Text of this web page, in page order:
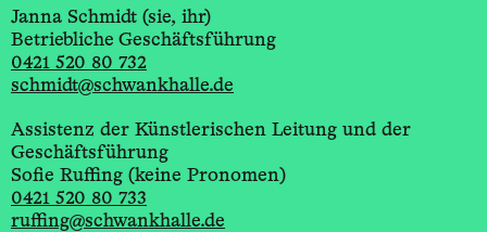
Janna Schmidt (sie, ihr)
Betriebliche Geschäftsführung
0421 520 80 732
schmidt@schwankhalle.de
Assistenz der Künstlerischen Leitung und der
Geschäftsführung
Sofie Ruffing (keine Pronomen)
0421 520 80 733
ruffing@schwankhalle.de